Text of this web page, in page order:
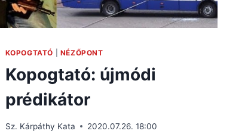
KOPOGTATÓ NÉZŐPONT
Kopogtató: újmódi
prédikátor
Sz. Kárpáthy Kata 2020.07.26. 18:00